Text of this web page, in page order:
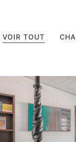
VOIR TOUT